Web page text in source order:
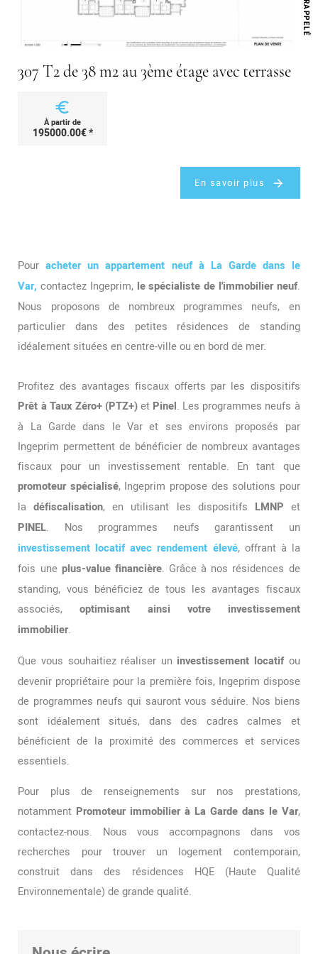
307 T2 de 38 m2 au 3ème étage avec terrasse
euro
À partir de
195000.00€ *
En savoir plus
Pouracheter un appartement neuf à La Garde dans le
Var, contactez Ingeprim, le spécialiste de l'immobilier neuf.
Nous proposons de nombreux programmes neufs, en
particulier dans des petites résidences de standing
idéalement situées en centre-ville ou en bord de mer.
Profitez des avantages fiscaux offerts par les dispositifs
Prêt à Taux Zéro+ (PTZ+)et Pinel. Les programmes neufs à
à La Garde dans le Var et ses environs proposés par
Ingeprim permettent de bénéficier de nombreux avantages
fiscaux pour un investissement rentable. En tant que
promoteur spécialisé, Ingeprim propose des solutions pour
ladéfiscalisation, en utilisant les dispositifs LMNP et
PINEL. Nos programmes neufs garantissent un
investissement locatif avec rendement élevé, offrant à la
fois une plus-value financière. Grâce à nos résidences de
standing, vous bénéficiez de tous les avantages fiscaux
associés, optimisant ainsi votre investissement
immobilier.
Que vous souhaitiez réaliser un investissement locatifou
devenir propriétaire pour la première fois, Ingeprim dispose
de programmes neufs qui sauront vous séduire. Nos biens
sont idéalement situés, dans des cadres calmes et
bénéficient de la proximité des commerces et services
essentiels.
Pour plus de renseignements sur nos prestations,
notamment Promoteur immobilier à La Garde dans le Var,
contactez-nous. Nous vous accompagnons dans vos
recherches pour trouver un logement contemporain,
construit dans des résidences HQE (Haute Qualité
Environnementale) de grande qualité.